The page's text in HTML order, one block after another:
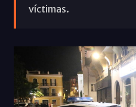
víctimas.